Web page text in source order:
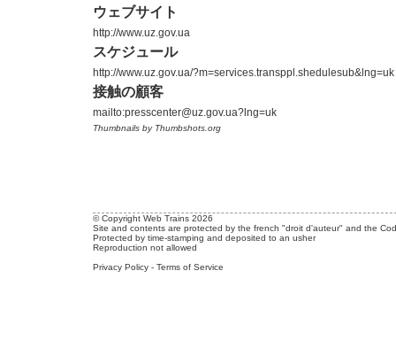
ウェブサイト
http://www.uz.gov.ua
スケジュール
http://www.uz.gov.ua/?m=services.transppl.shedulesub&lng=uk
接触の顧客
mailto:presscenter@uz.gov.ua?lng=uk
Thumbnails by Thumbshots.org
© Copyright Web Trains 2026
Site and contents are protected by the french "droit d'auteur" and the
Protected by time-stamping and deposited to an usher
Reproduction not allowed
Privacy Policy - Terms of Service